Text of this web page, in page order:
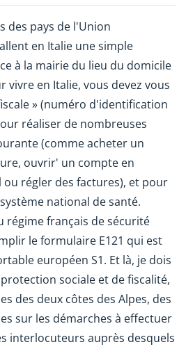
des pays de l'Union
en Italie une simple
à la mairie du lieu du domicile
vivre en Italie, vous devez vous
» (numéro d'identification
réaliser de nombreuses
(comme acheter un
ouvrir' un compte en
régler des factures), et pour
national de santé.
régime français de sécurité
le formulaire E121 qui est
européen S1. Et là, je dois
sociale et de fiscalité,
des deux côtes des Alpes, des
sur les démarches à effectuer
interlocuteurs auprès desquels